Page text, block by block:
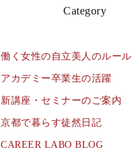
Category
働く女性の自立美人のルール
アカデミー卒業生の活躍
新講座・セミナーのご案内
京都で暮らす徒然日記
CAREER LABO BLOG